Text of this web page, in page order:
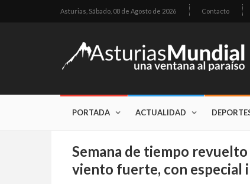
Asturias, Sábado, 08 de Agosto de 2026 Contacto
PORTADA ACTUALIDAD
Semana de tiempo
viento fuerte, con especial